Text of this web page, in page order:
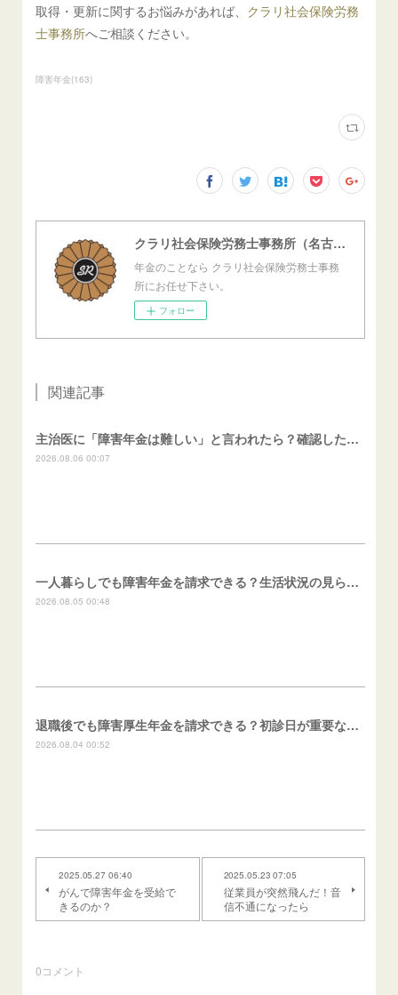
取得・更新に関するお悩みがあれば、 クラリ社会保険労務
士事務所へご相談ください。
障害年金(163)
クラリ社会保険労務士事務所（名古屋西障害年金センター）
年金のことなら クラリ社会保険労務士事務
所にお任せ下さい。
フォロー
関連記事
主治医に「障害年金は難しい」と言われたら？確認したいこと
2026.08.06 00:07
一人暮らしでも障害年金を請求できる？生活状況の見られ方
2026.08.05 00:48
退職後でも障害厚生年金を請求できる？初診日が重要な理由
2026.08.04 00:52
2025.05.27 06:40
がんで障害年金を受給で
きるのか？
2025.05.23 07:05
従業員が突然飛んだ！音
信不通になったら
0コメント